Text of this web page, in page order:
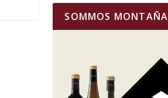
SOMMOS MONTAÑA